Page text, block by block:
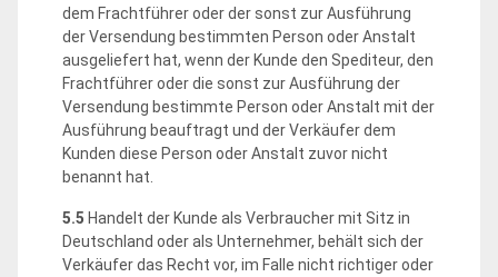
dem Frachtführer oder der sonst zur Ausführung
der Versendung bestimmten Person oder Anstalt
ausgeliefert hat, wenn der Kunde den Spediteur, den
Frachtführer oder die sonst zur Ausführung der
Versendung bestimmte Person oder Anstalt mit der
Ausführung beauftragt und der Verkäufer dem
Kunden diese Person oder Anstalt zuvor nicht
benannt hat.
5.5 Handelt der Kunde als Verbraucher mit Sitz in
Deutschland oder als Unternehmer, behält sich der
Verkäufer das Recht vor, im Falle nicht richtiger oder